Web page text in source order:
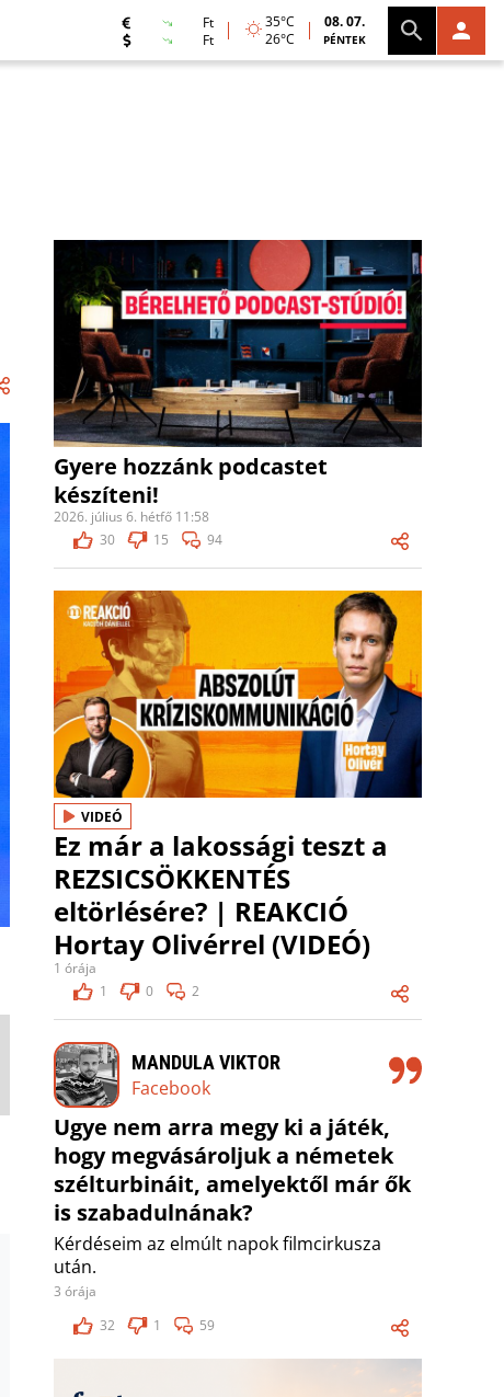
Ft
Ft
35°C
26°C
08. 07.
PÉNTEK
Gyere hozzánk podcastet
készíteni!
2026. július 6. hétfő 11:58
30
15 94
VIDEÓ
Ez már a lakossági teszt a
REZSICSÖKKENTÉS
eltörlésére? | REAKCIÓ
Hortay Olivérrel (VIDEÓ)
1 órája
1
0 2
MANDULA VIKTOR
Facebook
Ugye nem arra megy ki a játék,
hogy megvásároljuk a németek
szélturbináit, amelyektől már ők
is szabadulnának?
Kérdéseim az elmúlt napok filmcirkusza
után.
3 órája
32
1 59